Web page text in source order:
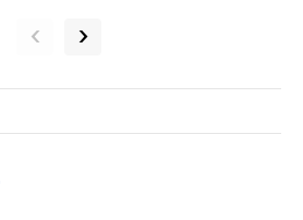
‹ ›